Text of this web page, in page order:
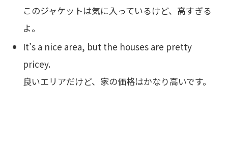
このジャケットは気に入っているけど、高すぎる
よ。
It’s a nice area, but the houses are pretty
pricey.
良いエリアだけど、家の価格はかなり高いです。